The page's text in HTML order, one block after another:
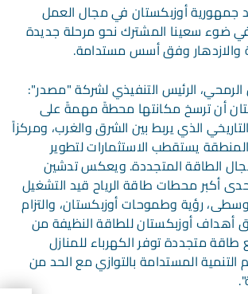
جمهورية أوزبكستان في مجال العمل
ضوء سعينا المشترك نحو مرحلة جديدة
والازدهار وفق أسس مستدامة.
الرئيس التنفيذي لشركة "مصدر":
أن ترسخ مكانتها محطةً مهمةً على
الذي يربط بين الشرق والغرب، ومركزاً
يستقطب الاستثمارات لتطوير
الطاقة المتجددة. ويعكس تدشين
أكبر محطات طاقة الرياح قيد التشغيل
رؤية وطموحات أوزبكستان، والتزام
أهداف أوزبكستان للطاقة النظيفة من
طاقة متجددة توفر الكهرباء للمنازل
المستدامة بالتوازي مع الحد من